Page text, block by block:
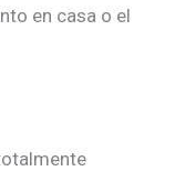
en casa o el